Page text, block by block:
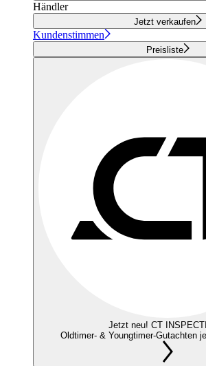
Händler
Jetzt verkaufen
Kundenstimmen
Preisliste
Jetzt neu! CT
Oldtimer- & Youngtimer-Gutachten